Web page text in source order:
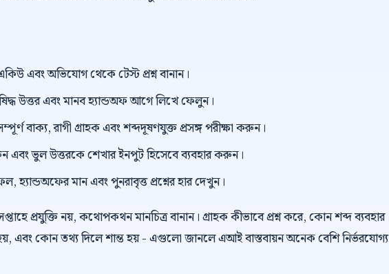
এবং অভিযোগ থেকে টেস্ট প্রশ্ন বানান।
উত্তর এবং মানব হ্যান্ডঅফ আগে লিখে ফেলুন।
বাক্য, রাগী গ্রাহক এবং শব্দদূষণযুক্ত প্রসঙ্গ পরীক্ষা করুন।
এবং ভুল উত্তরকে শেখার ইনপুট হিসেবে ব্যবহার করুন।
হ্যান্ডঅফের মান এবং পুনরাবৃত্ত প্রশ্নের হার দেখুন।
প্রযুক্তি নয়, কথোপকথন মানচিত্র বানান। গ্রাহক কীভাবে প্রশ্ন করে, কোন শব্দ ব্যবহার
এবং কোন তথ্য দিলে শান্ত হয় - এগুলো জানলে এআই বাস্তবায়ন অনেক বেশি নির্ভরযোগ্য